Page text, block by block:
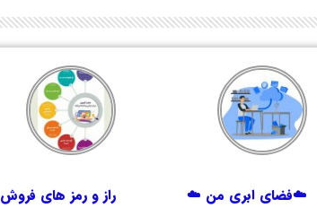
☁️فضای ابری من ☁️ راز و رمز های فروش